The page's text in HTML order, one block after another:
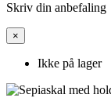
Skriv din anbefaling
×
Ikke på lager